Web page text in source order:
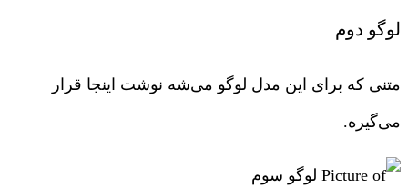
لوگو دوم
متنی که برای این مدل لوگو می‌شه نوشت اینجا قرار
می‌گیره.